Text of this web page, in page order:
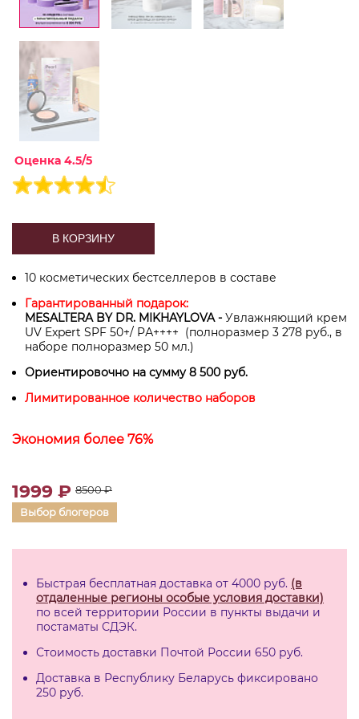
Оценка 4.5/5
В КОРЗИНУ
10 косметических бестселлеров в составе
Гарантированный подарок:
MESALTERA BY DR. MIKHAYLOVA - Увлажняющий крем
UV Expert SPF 50+/ PА++++ (полноразмер 3 278 руб., в
наборе полноразмер 50 мл.)
Ориентировочно на сумму 8 500 руб.
Лимитированное количество наборов
Экономия более 76%
1999 ₽ 8500 ₽
Выбор блогеров
Быстрая бесплатная доставка от 4000 руб. (в
отдаленные регионы особые условия доставки)
по всей территории России в пункты выдачи и
постаматы СДЭК.
Стоимость доставки Почтой России 650 руб.
Доставка в Республику Беларусь фиксировано
250 руб.